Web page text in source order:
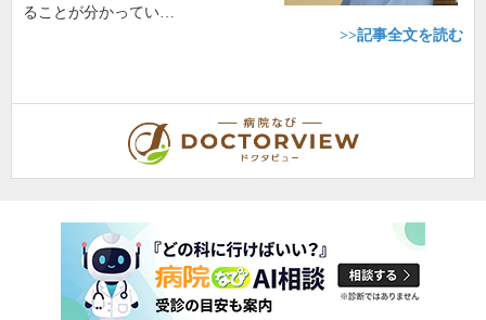
ることが分かってい…
>>記事全文を読む